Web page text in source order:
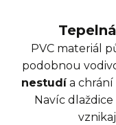
PVC materiál
podobnou
nestudía chrání
Navíc